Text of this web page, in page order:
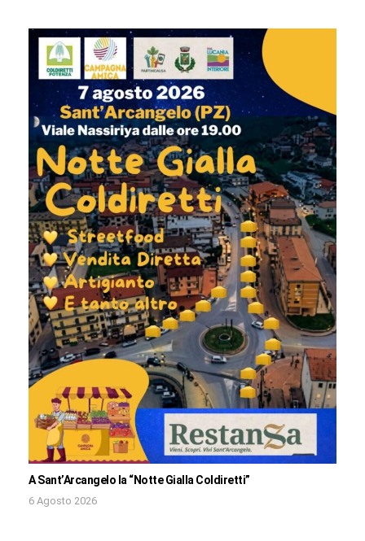
A Sant’Arcangelo la “Notte Gialla Coldiretti”
6 Agosto 2026